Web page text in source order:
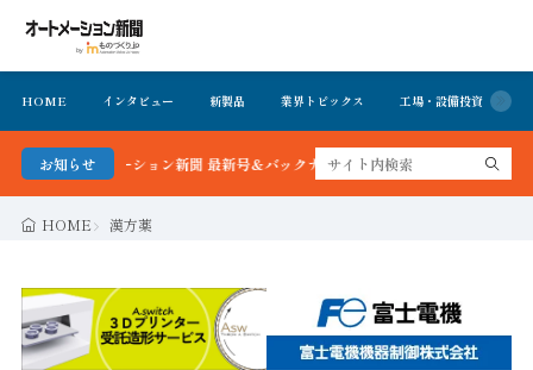
HOME インタビュー 新製品 業界トピックス 工場・設備投資
お知らせ
ートメーション新聞 最新号＆バックナンバーを無料で公開中 詳細はこちら
HOME 漢方薬